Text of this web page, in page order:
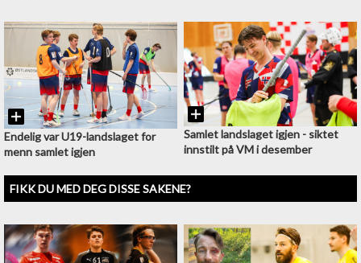
Endelig var U19-landslaget for
menn samlet igjen
Samlet landslaget igjen - siktet
innstilt på VM i desember
FIKK DU MED DEG DISSE SAKENE?